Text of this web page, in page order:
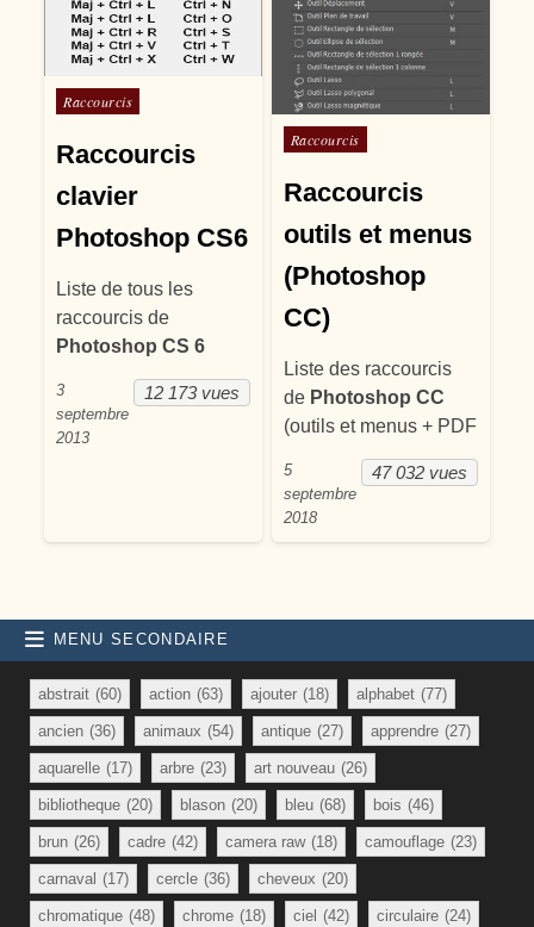
Posté dans
Raccourcis
Raccourcis
clavier
Photoshop CS6
Liste de tous les
raccourcis de
Photoshop CS 6
12 173 vues
3
septembre
2013
Posté dans
Raccourcis
Raccourcis
outils et menus
(Photoshop
CC)
Liste des raccourcis
de Photoshop CC
(outils et menus + PDF
47 032 vues
5
septembre
2018
MENU SECONDAIRE
abstrait (60) action (63) ajouter (18) alphabet (77)
ancien (36) animaux (54) antique (27) apprendre (27)
aquarelle (17) arbre (23) art nouveau (26)
bibliotheque (20) blason (20) bleu (68) bois (46)
brun (26) cadre (42) camera raw (18) camouflage (23)
carnaval (17) cercle (36) cheveux (20)
chromatique (48) chrome (18) ciel (42) circulaire (24)